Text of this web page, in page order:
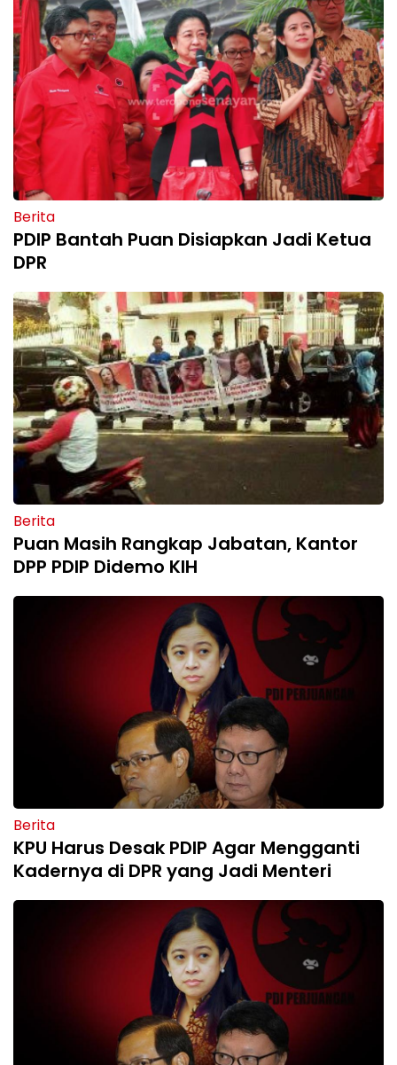
Berita
PDIP Bantah Puan Disiapkan Jadi Ketua
DPR
Berita
Puan Masih Rangkap Jabatan, Kantor
DPP PDIP Didemo KIH
Berita
KPU Harus Desak PDIP Agar Mengganti
Kadernya di DPR yang Jadi Menteri